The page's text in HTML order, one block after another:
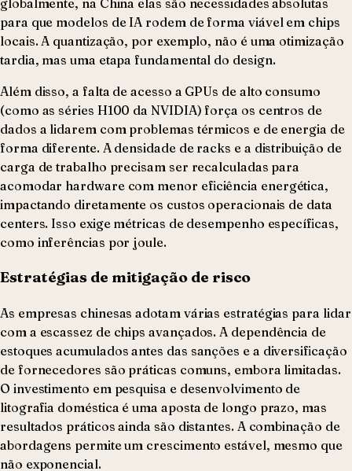
globalmente, na China elas são necessidades absolutas
para que modelos de IA rodem de forma viável em chips
locais. A quantização, por exemplo, não é uma otimização
tardia, mas uma etapa fundamental do design.
Além disso, a falta de acesso a GPUs de alto consumo
(como as séries H100 da NVIDIA) força os centros de
dados a lidarem com problemas térmicos e de energia de
forma diferente. A densidade de racks e a distribuição de
carga de trabalho precisam ser recalculadas para
acomodar hardware com menor eficiência energética,
impactando diretamente os custos operacionais de data
centers. Isso exige métricas de desempenho específicas,
como inferências por joule.
Estratégias de mitigação de risco
As empresas chinesas adotam várias estratégias para lidar
com a escassez de chips avançados. A dependência de
estoques acumulados antes das sanções e a diversificação
de fornecedores são práticas comuns, embora limitadas.
O investimento em pesquisa e desenvolvimento de
litografia doméstica é uma aposta de longo prazo, mas
resultados práticos ainda são distantes. A combinação de
abordagens permite um crescimento estável, mesmo que
não exponencial.